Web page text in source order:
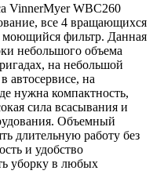
VinnerMyer WBC260
все 4 вращающихся
фильтр. Данная
небольшого объема
на небольшой
автосервисе, на
нужна компактность,
сила всасывания и
Объемный
длительную работу без
и удобство
уборку в любых